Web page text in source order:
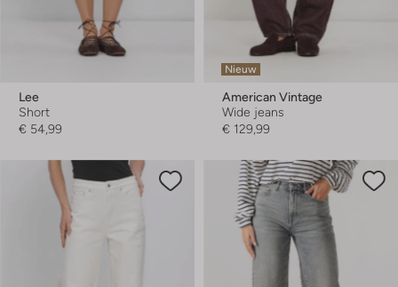
Lee
Short
€ 54,99
Nieuw
American Vintage
Wide jeans
€ 129,99